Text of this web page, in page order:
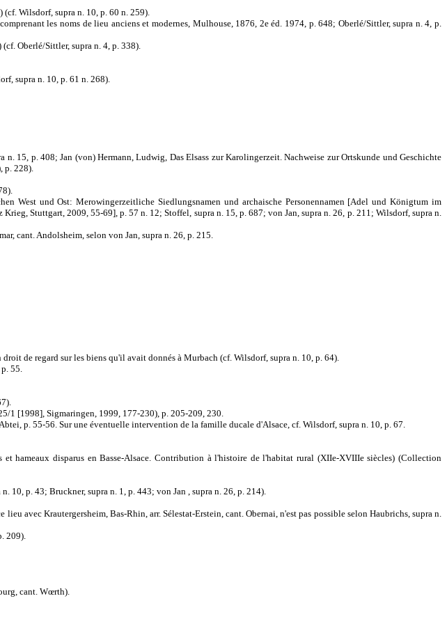
Wilsdorf, supra n. 10, p. 60 n. 259).
les noms de lieu anciens et modernes, Mulhouse, 1876, 2e éd. 1974, p. 648; Oberlé/Sittler, supra n. 4, p.
Oberlé/Sittler, supra n. 4, p. 338).
supra n. 10, p. 61 n. 268).
15, p. 408; Jan (von) Hermann, Ludwig, Das Elsass zur Karolingerzeit. Nachweise zur Ortskunde und Geschichte
p. 228).
West und Ost: Merowingerzeitliche Siedlungsnamen und archaische Personennamen [Adel und Königtum im
Stuttgart, 2009, 55-69], p. 57 n. 12; Stoffel, supra n. 15, p. 687; von Jan, supra n. 26, p. 211; Wilsdorf, supra n.
cant. Andolsheim, selon von Jan, supra n. 26, p. 215.
de regard sur les biens qu'il avait donnés à Murbach (cf. Wilsdorf, supra n. 10, p. 64).
55.
1 [1998], Sigmaringen, 1999, 177-230), p. 205-209, 230.
p. 55-56. Sur une éventuelle intervention de la famille ducale d'Alsace, cf. Wilsdorf, supra n. 10, p. 67.
hameaux disparus en Basse-Alsace. Contribution à l'histoire de l'habitat rural (XIIe-XVIIIe siècles) (Collection
10, p. 43; Bruckner, supra n. 1, p. 443; von Jan , supra n. 26, p. 214).
avec Krautergersheim, Bas-Rhin, arr. Sélestat-Erstein, cant. Obernai, n'est pas possible selon Haubrichs, supra n.
209).
cant. Wœrth).